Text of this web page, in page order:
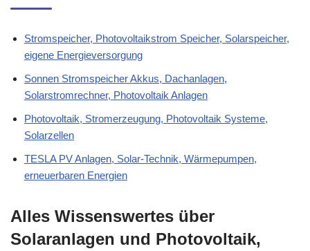
Stromspeicher, Photovoltaikstrom Speicher, Solarspeicher,
eigene Energieversorgung
Sonnen Stromspeicher Akkus, Dachanlagen,
Solarstromrechner, Photovoltaik Anlagen
Photovoltaik, Stromerzeugung, Photovoltaik Systeme,
Solarzellen
TESLA PV Anlagen, Solar-Technik, Wärmepumpen,
erneuerbaren Energien
Alles Wissenswertes über
Solaranlagen und Photovoltaik,